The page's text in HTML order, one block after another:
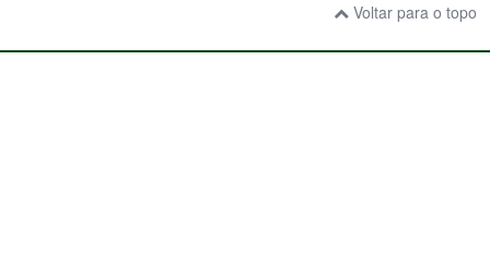
Voltar para o topo